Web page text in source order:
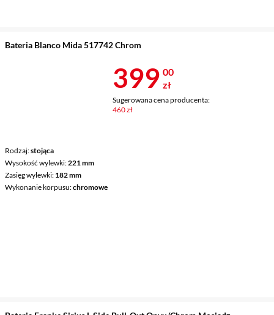
Bateria Blanco Mida 517742 Chrom
Rodzaj stojąca
Wysokość wylewki 221 mm
Zasięg wylewki 182 mm
Wykonanie korpusu chromowe
Cena 399 zł
399 00
zł
Sugerowana cena producenta:
460 zł